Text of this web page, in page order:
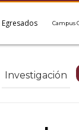
Egresados
Investigación